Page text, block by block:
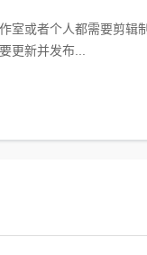
室或者个人都需要剪辑
更新并发布...